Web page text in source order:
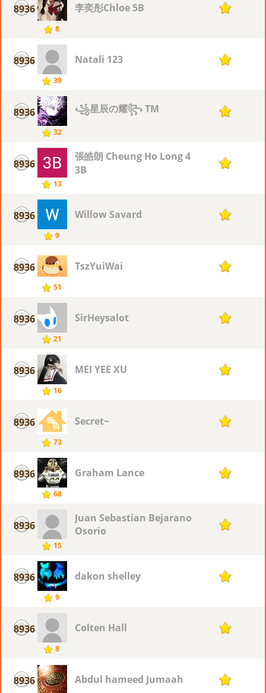
8936
8
李奕彤Chloe 5B 1
8936
39
Natali 123 1
8936
32
꧁星辰の耀꧂ TM 1
8936
13
張皓朗 Cheung Ho Long 4
3B
1
8936
9
Willow Savard 1
8936
51
TszYuiWai 1
8936
21
SirHeysalot 1
8936
16
MEI YEE XU 1
8936
73
Secret~ 1
8936
68
Graham Lance 1
8936
15
Juan Sebastian Bejarano
Osorio
1
8936
9
dakon shelley 1
8936
8
Colten Hall 1
8936 Abdul hameed Jumaah 1